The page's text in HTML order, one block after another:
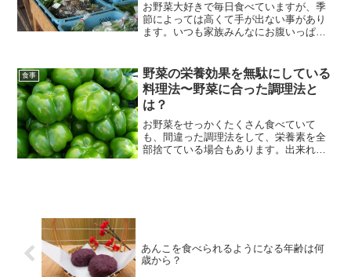
お野菜大好きで毎日食べていますが、季
節によっては高くて手が出ない事があり
ます。いつも家族みんなにお腹いっぱい
菜ごとの切り方も、ご説明していきま
す。道の駅や直売所の利用最...
食事
野菜の栄養効果を無駄にしている
料理法〜野菜に合った調理法と
は？
お野菜をせっかくたくさん食べていて
も、間違った調理法をして、栄養素を全
部捨てている場合もあります。出来れ
あんこを食べられるようになる年齢は何
歳から？